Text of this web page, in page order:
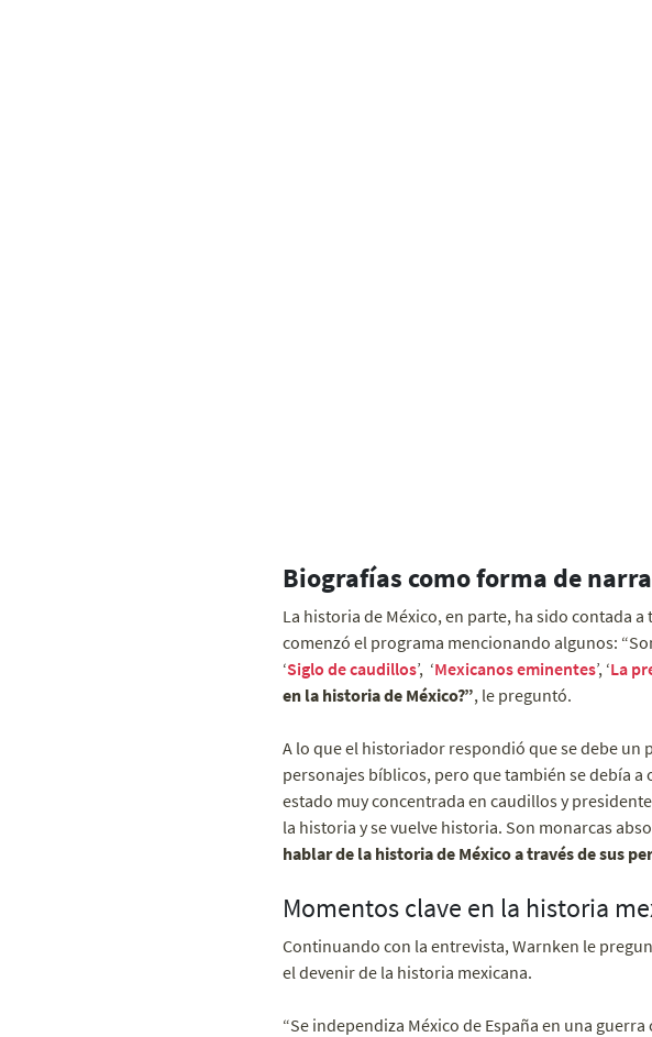
Biografías como forma de
La historia de México, en parte, ha sido contada
comenzó el programa mencionando algunos:
‘Siglo de caudillos’, ‘Mexicanos eminentes’, ‘La
en la historia de México?”, le preguntó.
A lo que el historiador respondió que se debe un
personajes bíblicos, pero que también se debía
estado muy concentrada en caudillos y
la historia y se vuelve historia. Son monarcas
hablar de la historia de México a través de sus
Momentos clave en la historia
Continuando con la entrevista, Warnken le
el devenir de la historia mexicana.
“Se independiza México de España en una